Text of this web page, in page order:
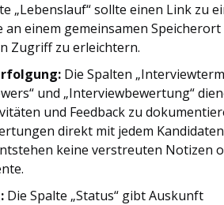
„Lebenslauf“ sollte einen Link zu
an einem gemeinsamen Speicherort
Zugriff zu erleichtern.
Die Spalten
und „Interviewbewertung“
und Feedback zu
direkt mit jedem Kandidaten
keine verstreuten Notizen
Die Spalte „Status“ gibt Auskunft